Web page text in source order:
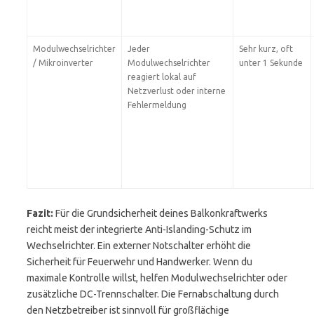
Modulwechselrichter
/ Mikroinverter
Jeder
Modulwechselrichter
reagiert lokal auf
Netzverlust oder interne
Fehlermeldung
Sehr kurz, oft
unter 1 Sekunde
Fazit: Für die Grundsicherheit deines Balkonkraftwerks
reicht meist der integrierte Anti-Islanding-Schutz im
Wechselrichter. Ein externer Notschalter erhöht die
Sicherheit für Feuerwehr und Handwerker. Wenn du
maximale Kontrolle willst, helfen Modulwechselrichter oder
zusätzliche DC-Trennschalter. Die Fernabschaltung durch
den Netzbetreiber ist sinnvoll für großflächige